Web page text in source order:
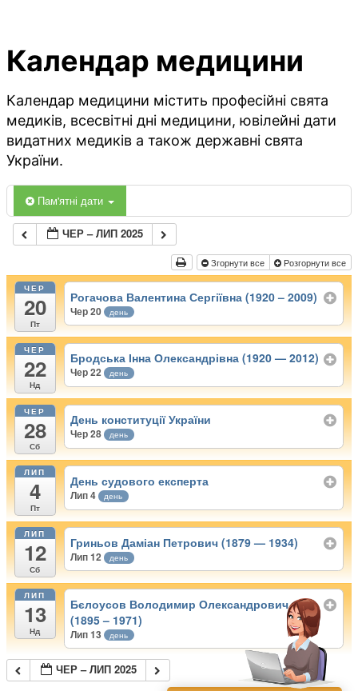
Календар медицини
Календар медицини містить професійні свята
медиків, всесвітні дні медицини, ювілейні дати
видатних медиків а також державні свята
України.
Пам'ятні дати
ЧЕР – ЛИП 2025
Згорнути все Розгорнути все
ЧЕР
20
Пт
Рогачова Валентина Сергіївна (1920 – 2009)
Чер 20 день
ЧЕР
22
Нд
Бродська Інна Олександрівна (1920 — 2012)
Чер 22 день
ЧЕР
28
Сб
День конституції України
Чер 28 день
ЛИП
4
Пт
День судового експерта
Лип 4 день
ЛИП
12
Сб
Гриньов Даміан Петрович (1879 — 1934)
Лип 12 день
ЛИП
13
Нд
Бєлоусов Володимир Олександрович
(1895 – 1971)
Лип 13 день
ЧЕР – ЛИП 2025